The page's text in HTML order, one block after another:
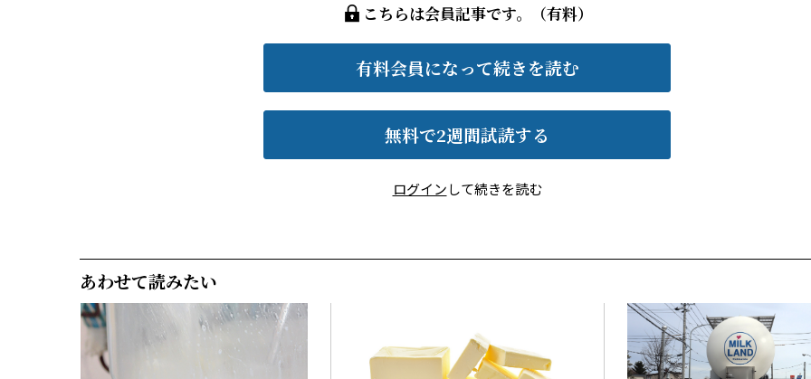
こちらは会員記事です。（有料）
有料会員になって続きを読む
無料で2週間試読する
ログインして続きを読む
あわせて読みたい